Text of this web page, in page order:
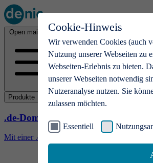
Cookie-Hinweis
Wir verwenden Cookies (auch
Nutzung unserer Webseiten zu
Webseiten-Erlebnis zu bieten.
unserer Webseiten notwendig
Nutzeranalyse nutzen. Sie
zulassen möchten.
Essentiell
Open main menu
Produkte
.de-Domains
Mit einer .de-Domain erhalten Ideen eine